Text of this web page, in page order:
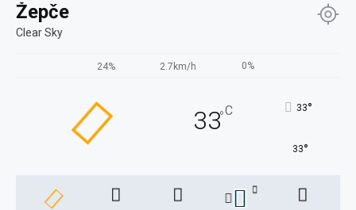
Žepče
Clear Sky
24% 2.7km/h 0%
33°C 33°
33°